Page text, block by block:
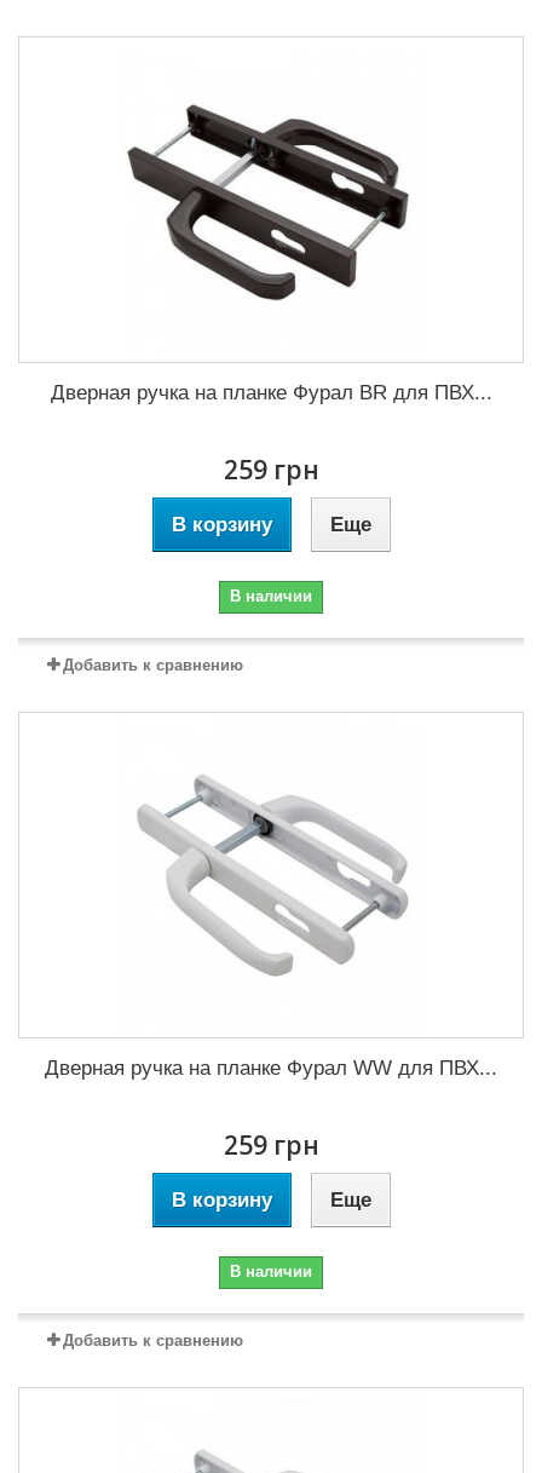
Дверная ручка на планке Фурал BR для ПВХ...
259 грн
В корзину Еще
В наличии
Добавить к сравнению
Дверная ручка на планке Фурал WW для ПВХ...
259 грн
В корзину Еще
В наличии
Добавить к сравнению